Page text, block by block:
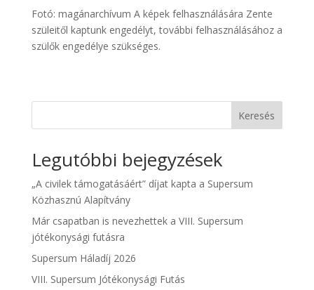
Fotó: magánarchívum A képek felhasználására Zente
szüleitől kaptunk engedélyt, további felhasználásához a
szülők engedélye szükséges.
Keresés
Legutóbbi bejegyzések
„A civilek támogatásáért” díjat kapta a Supersum
Közhasznú Alapítvány
Már csapatban is nevezhettek a VIII. Supersum
jótékonysági futásra
Supersum Háladíj 2026
VIII. Supersum Jótékonysági Futás